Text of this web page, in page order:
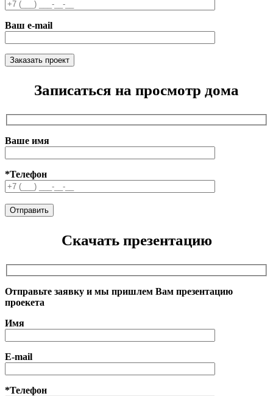
Ваш e-mail
Записаться на просмотр дома
Ваше имя
*Телефон
Скачать презентацию
Отправьте заявку и мы пришлем Вам презентацию
проекета
Имя
E-mail
*Телефон